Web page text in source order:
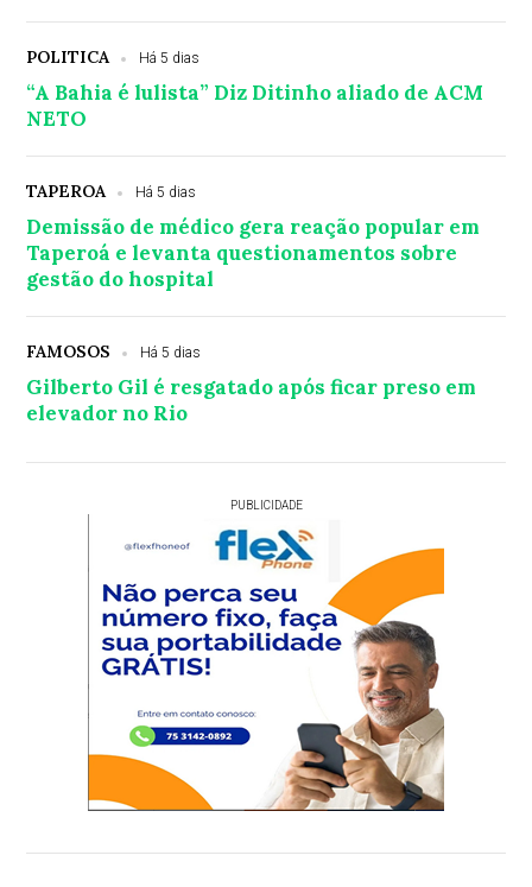
POLITICA Há 5 dias
“A Bahia é lulista” Diz Ditinho aliado de ACM
NETO
TAPEROA Há 5 dias
Demissão de médico gera reação popular em
Taperoá e levanta questionamentos sobre
gestão do hospital
FAMOSOS Há 5 dias
Gilberto Gil é resgatado após ficar preso em
elevador no Rio
PUBLICIDADE